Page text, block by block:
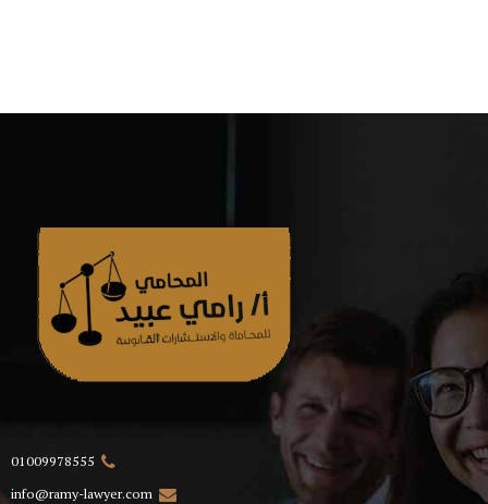
01009978555
info@ramy-lawyer.com